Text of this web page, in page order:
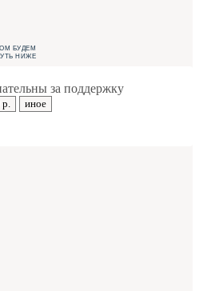
БУДЕМ
НИЖЕ
за поддержку
иное